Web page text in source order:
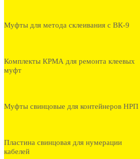
Муфты для метода склеивания с ВК-9
Комплекты КРМА для ремонта клеевых
муфт
Муфты свинцовые для контейнеров НРП
Пластина свинцовая для нумерации
кабелей